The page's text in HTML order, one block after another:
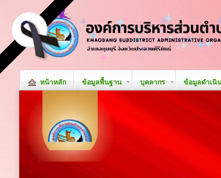
หน้าหลัก ข้อมูลพื้นฐาน บุคลากร ข้อมูลดำเนิ